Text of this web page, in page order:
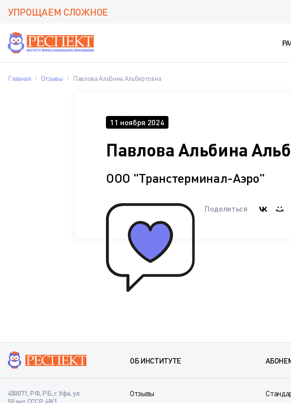
УПРОЩАЕМ СЛОЖНОЕ
Главная Отзывы Павлова Альбина Альбертовна
11 ноября 2024
Павлова Альбина
ООО "Транстерминал-Аэро"
Поделиться
ОБ ИНСТИТУТЕ
Отзывы
450071, РФ, РБ, г. Уфа, ул.
50 лет СССР, 48/1